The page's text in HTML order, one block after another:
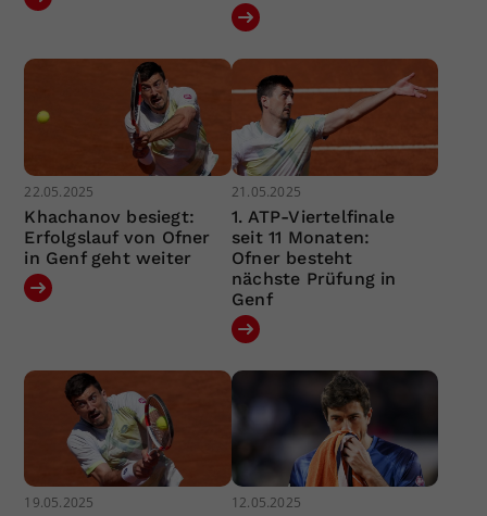
22.05.2025
Khachanov besiegt:
Erfolgslauf von Ofner
in Genf geht weiter
21.05.2025
1. ATP-Viertelfinale
seit 11 Monaten:
Ofner besteht
nächste Prüfung in
Genf
19.05.2025 12.05.2025